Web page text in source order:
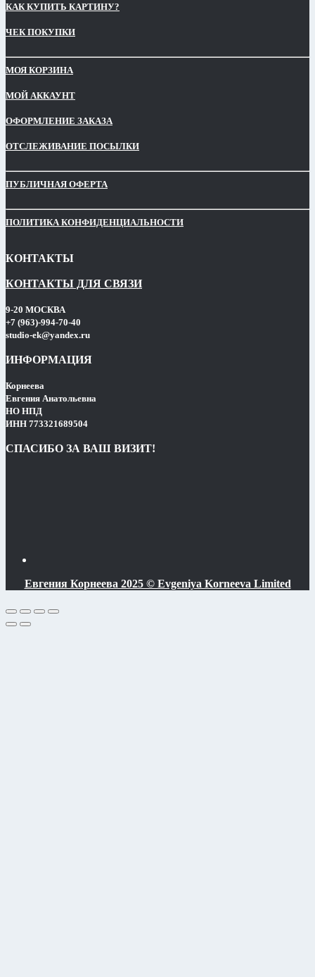
КАК КУПИТЬ КАРТИНУ?
ЧЕК ПОКУПКИ
МОЯ КОРЗИНА
МОЙ АККАУНТ
ОФОРМЛЕНИЕ ЗАКАЗА
ОТСЛЕЖИВАНИЕ ПОСЫЛКИ
ПУБЛИЧНАЯ ОФЕРТА
ПОЛИТИКА КОНФИДЕНЦИАЛЬНОСТИ
КОНТАКТЫ
КОНТАКТЫ ДЛЯ СВЯЗИ
9-20 МОСКВА
+7 (963)-994-70-40
studio-ek@yandex.ru
ИНФОРМАЦИЯ
Корнеева
Евгения Анатольевна
НО НПД
ИНН 773321689504
СПАСИБО ЗА ВАШ ВИЗИТ!
Евгения Корнеева 2025 © Evgeniya Korneeva Limited